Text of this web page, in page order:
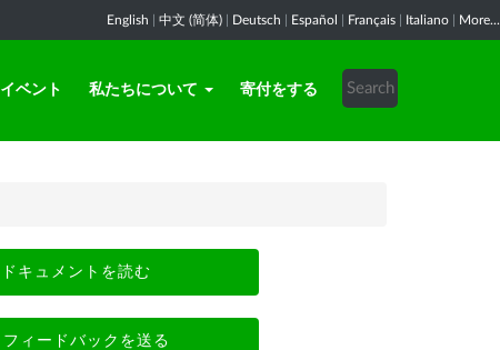
English 中文 (简体) Deutsch Español Français Italiano More...
イベント 私たちについて 寄付をする
ドキュメントを読む
フィードバックを送る